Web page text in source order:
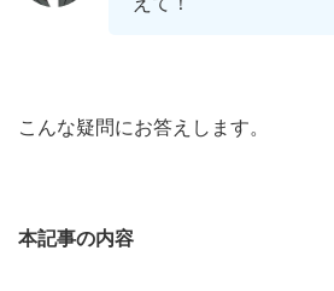
こんな疑問にお答えします。
本記事の内容